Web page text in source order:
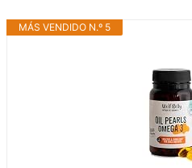
MÁS VENDIDO N.º 5